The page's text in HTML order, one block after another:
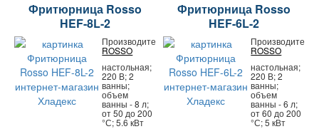
Фритюрница Rosso
HEF-8L-2
Производитель:
ROSSO
настольная;
220 В; 2
ванны;
объем
ванны - 8 л;
от 50 до 200
°С; 5.6 кВт
Фритюрница Rosso
HEF-6L-2
Производитель:
ROSSO
настольная;
220 В; 2
ванны;
объем
ванны - 6 л;
от 60 до 200
°С; 5 кВт